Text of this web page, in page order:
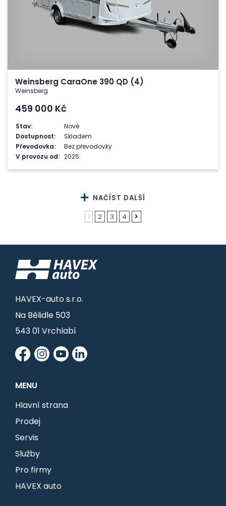
Weinsberg CaraOne 390 QD (4)
Weinsberg
459 000 Kč
Stav:
Nové
Dostupnost:
Skladem
Převodovka:
Bez převodovky
V provozu od: 2025
NAČÍST DALŠÍ
1
2 3 4
HAVEX-auto s.r.o.
Na Bělidle 503
543 01 Vrchlabí
MENU
Hlavní strana
Prodej
Servis
Služby
Pro firmy
HAVEX auto